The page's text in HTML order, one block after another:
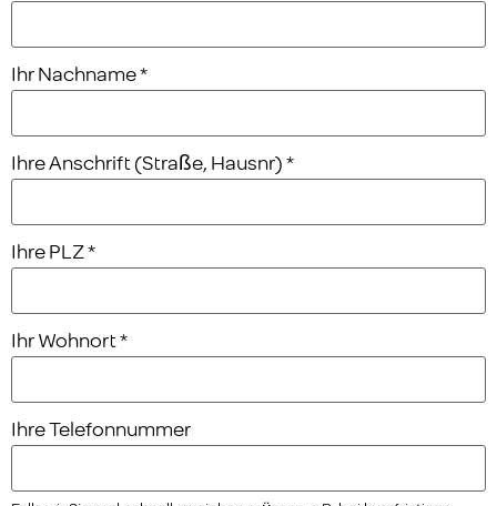
Ihr Nachname*
Ihre Anschrift (Straße, Hausnr)*
Ihre PLZ*
Ihr Wohnort*
Ihre Telefonnummer